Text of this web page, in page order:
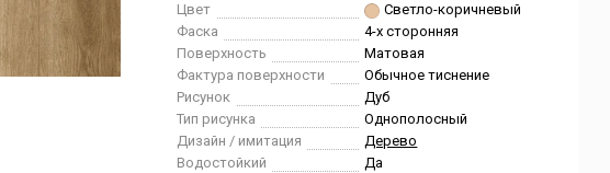
Цвет
Светло-коричневый
Фаска
4-х сторонняя
Поверхность
Матовая
Фактура поверхности
Обычное тиснение
Рисунок
Дуб
Тип рисунка
Однополосный
Дизайн / имитация
Дерево
Водостойкий
Да